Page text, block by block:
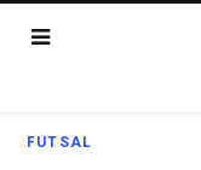
FUTSAL